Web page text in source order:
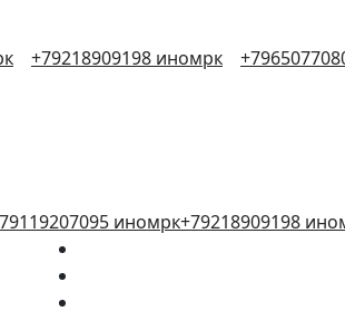
+79218909198 иномрк
иномрк+79218909198